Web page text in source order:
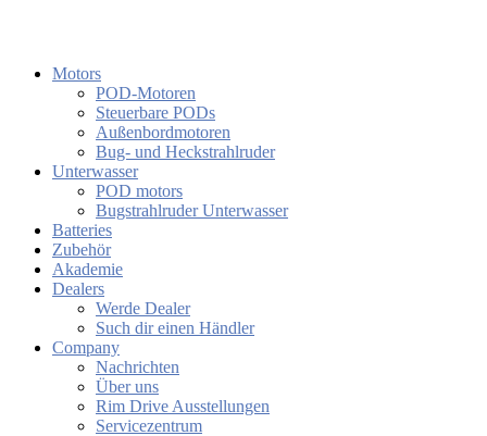
Motors
POD-Motoren
Steuerbare PODs
Außenbordmotoren
Bug- und Heckstrahlruder
Unterwasser
POD motors
Bugstrahlruder Unterwasser
Batteries
Zubehör
Akademie
Dealers
Werde Dealer
Such dir einen Händler
Company
Nachrichten
Über uns
Rim Drive Ausstellungen
Servicezentrum